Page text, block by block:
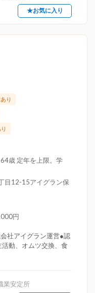
★お気に入り
り
歳 定年を上限。学
目12-15アイグラン保
円
社アイグラン運営●認
動、オムツ交換、食
業安定所